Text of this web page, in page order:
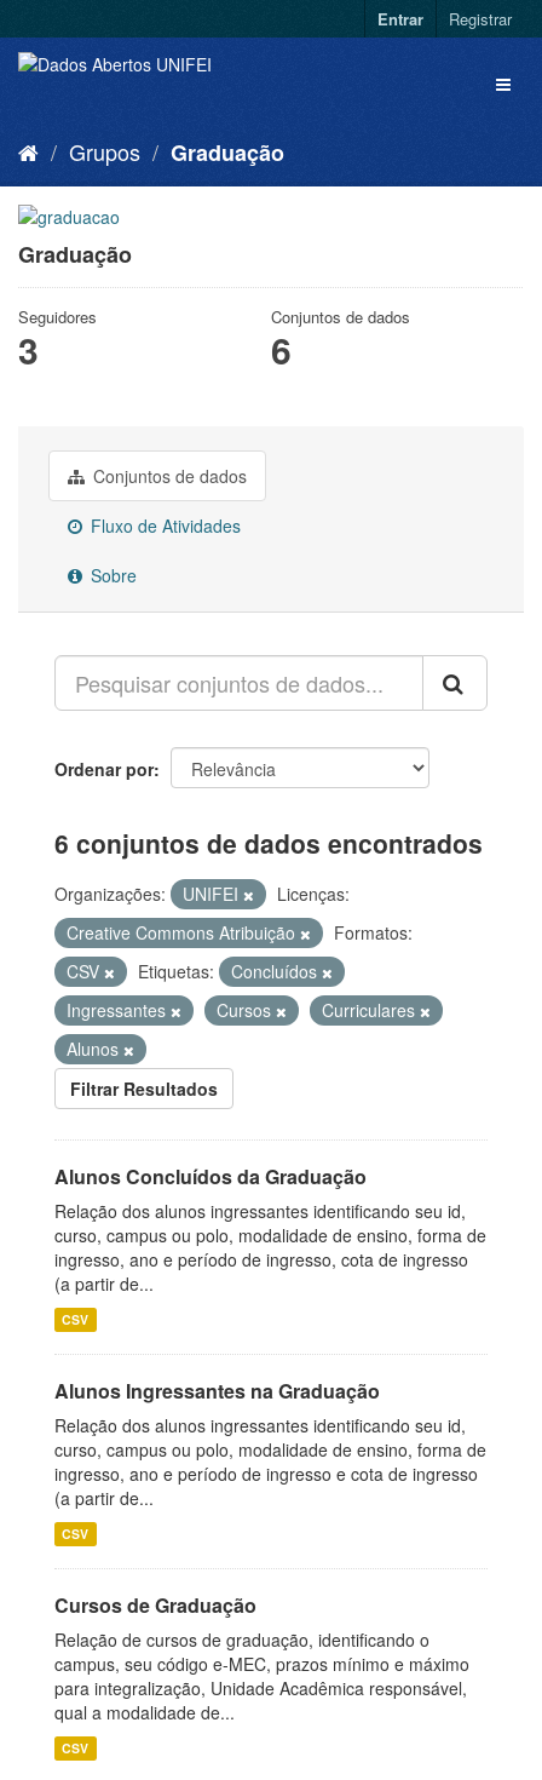
Entrar Registrar
Grupos Graduação
Graduação
Seguidores
3
Conjuntos de dados
6
Conjuntos de dados
Fluxo de Atividades
Sobre
Ordenar por
6 conjuntos de dados encontrados
Organizações: UNIFEI
Licenças:
Creative Commons Atribuição
Formatos:
CSV
Etiquetas:
Concluídos
Ingressantes
Cursos
Curriculares
Alunos
Filtrar Resultados
Alunos Concluídos da Graduação
Relação dos alunos ingressantes identificando seu id,
curso, campus ou polo, modalidade de ensino, forma de
ingresso, ano e período de ingresso, cota de ingresso
(a partir de...
CSV
Alunos Ingressantes na Graduação
Relação dos alunos ingressantes identificando seu id,
curso, campus ou polo, modalidade de ensino, forma de
ingresso, ano e período de ingresso e cota de ingresso
(a partir de...
CSV
Cursos de Graduação
Relação de cursos de graduação, identificando o
campus, seu código e-MEC, prazos mínimo e máximo
para integralização, Unidade Acadêmica responsável,
qual a modalidade de...
CSV